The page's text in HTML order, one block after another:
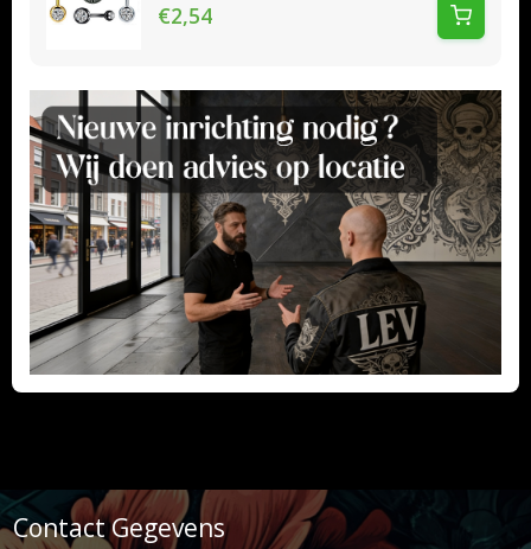
€2,54
Contact Gegevens